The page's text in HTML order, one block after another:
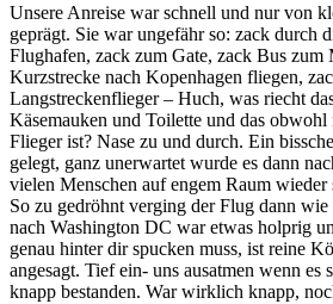
Unsere Anreise war schnell und nur von
geprägt. Sie war ungefähr so: zack durch
Flughafen, zack zum Gate, zack Bus zum
Kurzstrecke nach Kopenhagen fliegen,
Langstreckenflieger – Huch, was riecht
Käsemauken und Toilette und das
Flieger ist? Nase zu und durch. Ein
gelegt, ganz unerwartet wurde es dann
vielen Menschen auf engem Raum
So zu gedröhnt verging der Flug dann
nach Washington DC war etwas holprig
genau hinter dir spucken muss, ist reine
angesagt. Tief ein- uns ausatmen wenn
knapp bestanden. War wirklich knapp,